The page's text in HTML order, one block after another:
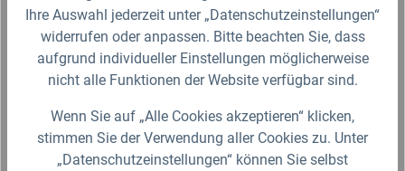
Ihre Auswahl jederzeit unter „Datenschutzeinstellungen“
widerrufen oder anpassen. Bitte beachten Sie, dass
aufgrund individueller Einstellungen möglicherweise
nicht alle Funktionen der Website verfügbar sind.
Wenn Sie auf „Alle Cookies akzeptieren“ klicken,
stimmen Sie der Verwendung aller Cookies zu. Unter
„Datenschutzeinstellungen“ können Sie selbst